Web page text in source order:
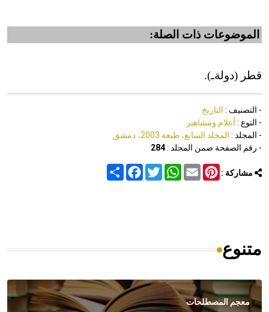
الموضوعات ذات الصلة:
قطر (دولةـ).
- التصنيف : التاريخ
- النوع : أعلام ومشاهير
- المجلد : المجلد السابع، طبعة 2003، دمشق
- رقم الصفحة ضمن المجلد :284
مشاركة : Share
FacebookTwitter
WhatsAppEmail
Pinterest
متنوع
معجم المصطلحات